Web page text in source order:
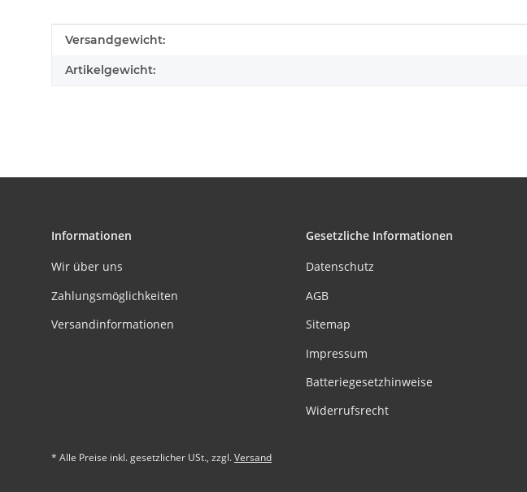
Produkteigenschaft
Wert
Versandgewicht:
Artikelgewicht:
Informationen
Wir über uns
Zahlungsmöglichkeiten
Versandinformationen
Gesetzliche Informationen
Datenschutz
AGB
Sitemap
Impressum
Batteriegesetzhinweise
Widerrufsrecht
* Alle Preise inkl. gesetzlicher USt., zzgl.Versand